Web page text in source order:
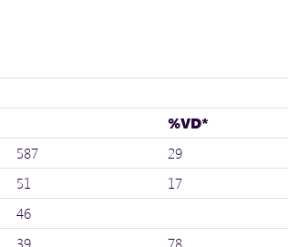
%VD*
587
29
51
17
46
39
78